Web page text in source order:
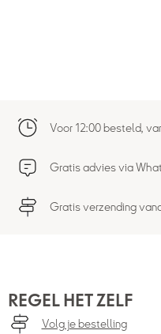
Voor 12:00 besteld,
Gratis advies via
Gratis verzending
REGEL HET ZELF
Volg je bestelling